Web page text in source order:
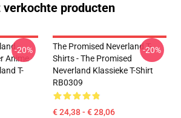
verkochte producten
-
T-
-20%
The Promised Neverland T-
Shirts - The Promised
Neverland Klassieke T-Shirt
RB0309
€ 24,38 - € 28,06
-20%